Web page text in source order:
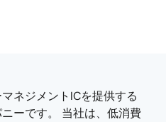
ネジメントICを提供する
ーです。 当社は、低消費